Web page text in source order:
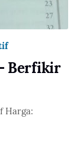
- Berfikir
Harga: